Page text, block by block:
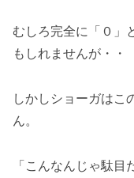
むしろ完全に「０」
もしれませんが・・
しかしショーガはこ
ん。
「こんなんじゃ駄